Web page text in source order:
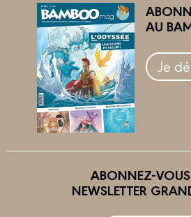
AU
Je
ABONNEZ-
NEWSLETTER